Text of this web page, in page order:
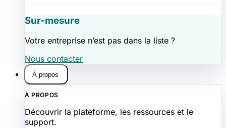
Sur-mesure
Votre entreprise n’est pas dans la liste ?
Nous contacter
À propos
À PROPOS
Découvrir la plateforme, les ressources et le
support.